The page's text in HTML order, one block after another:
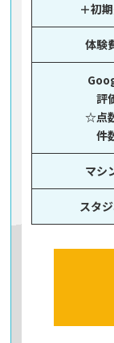
＋初
体験
評
☆点
件
マシ
スタ